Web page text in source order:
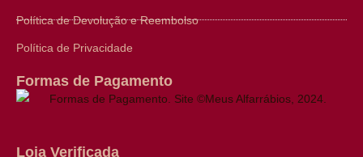
Política de Devolução e Reembolso
Política de Privacidade
Formas de Pagamento
Loja Verificada